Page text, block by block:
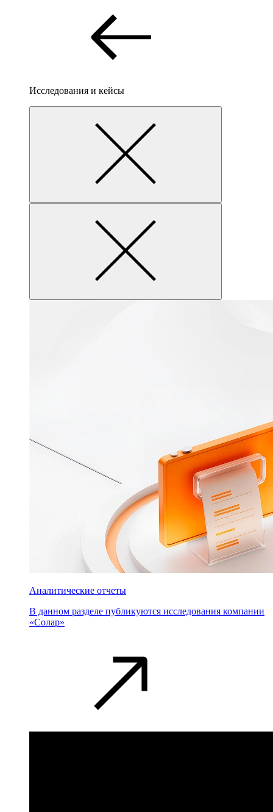
Исследования и кейсы
Аналитические отчеты
В данном разделе публикуются исследования компании
«Солар»